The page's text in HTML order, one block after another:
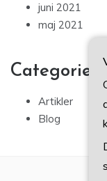
juni 2021
maj 2021
Categories
Artikler
Blog